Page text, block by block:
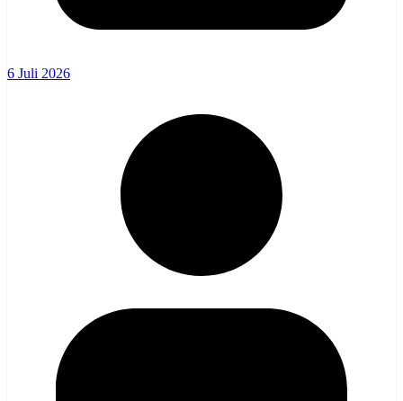
6 Juli 2026